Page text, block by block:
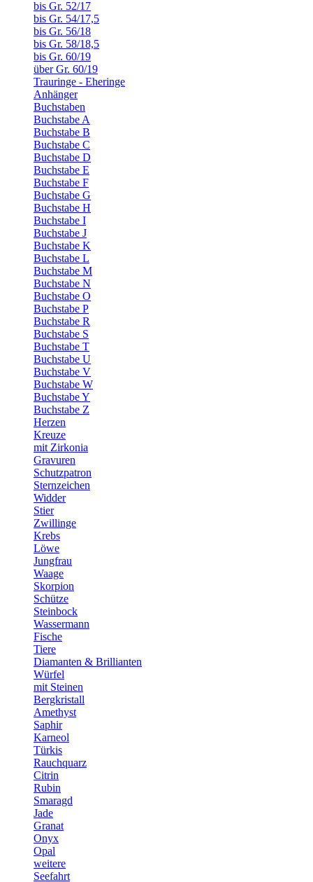
bis Gr. 52/17
bis Gr. 54/17,5
bis Gr. 56/18
bis Gr. 58/18,5
bis Gr. 60/19
über Gr. 60/19
Trauringe - Eheringe
Anhänger
Buchstaben
Buchstabe A
Buchstabe B
Buchstabe C
Buchstabe D
Buchstabe E
Buchstabe F
Buchstabe G
Buchstabe H
Buchstabe I
Buchstabe J
Buchstabe K
Buchstabe L
Buchstabe M
Buchstabe N
Buchstabe O
Buchstabe P
Buchstabe R
Buchstabe S
Buchstabe T
Buchstabe U
Buchstabe V
Buchstabe W
Buchstabe Y
Buchstabe Z
Herzen
Kreuze
mit Zirkonia
Gravuren
Schutzpatron
Sternzeichen
Widder
Stier
Zwillinge
Krebs
Löwe
Jungfrau
Waage
Skorpion
Schütze
Steinbock
Wassermann
Fische
Tiere
Diamanten & Brillianten
Würfel
mit Steinen
Bergkristall
Amethyst
Saphir
Karneol
Türkis
Rauchquarz
Citrin
Rubin
Smaragd
Jade
Granat
Onyx
Opal
weitere
Seefahrt